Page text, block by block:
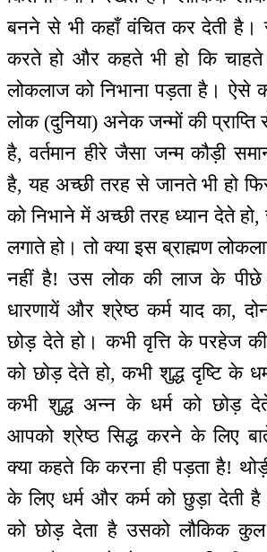
बनने से भी कहाँ वंचित कर देती है।
करते हो और कहते भी हो कि
लोकलाज को निभाना पड़ता है। ऐसे
लोक (दुनिया) अनेक जन्मों की
है, वर्तमान हीरे जैसा जन्म कौड़ी
है, यह अच्छी तरह से जानते भी हो
को निभाने में अच्छी तरह ध्यान देते हो,
लगाते हो। तो क्या इस ब्राह्मण
नहीं है! उस लोक की लाज के पीछे
धारणायें और श्रेष्ठ कर्म याद का,
छोड़ देते हो। कभी वृत्ति के परहेज की
को छोड़ देते हो, कभी शुद्ध दृष्टि के
कभी शुद्ध अन्न के धर्म को छोड़
आपको श्रेष्ठ सिद्ध करने के लिए
क्या कहते कि करना ही पड़ता है!
के लिए धर्म और कर्म को छुड़ा देती
को छोड़ देता है उसको लौकिक